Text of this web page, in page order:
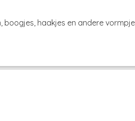
haakjes en andere